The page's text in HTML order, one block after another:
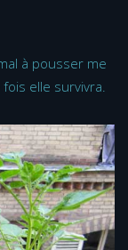
à pousser me
elle survivra.